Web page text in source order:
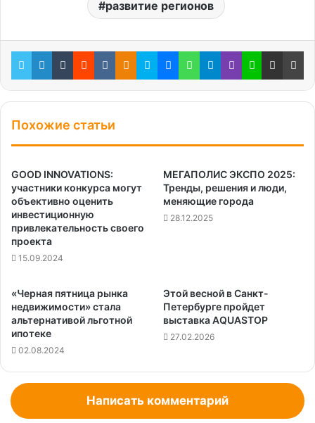
развитие регионов
TwitterLinkedInTumblrRedditВконтакте
Одноклассники
SkypeMessenger
WhatsApp
Telegram
ViberLine Поделиться через электронную почту
Похожие статьи
GOOD INNOVATIONS:
участники конкурса могут
объективно оценить
инвестиционную
привлекательность своего
проекта
15.09.2024
МЕГАПОЛИС ЭКСПО 2025:
Тренды, решения и люди,
меняющие города
28.12.2025
«Черная пятница рынка
недвижимости» стала
альтернативой льготной
ипотеке
02.08.2024
Этой весной в Санкт-
Петербурге пройдет
выставка AQUASTOP
27.02.2026
Написать комментарий